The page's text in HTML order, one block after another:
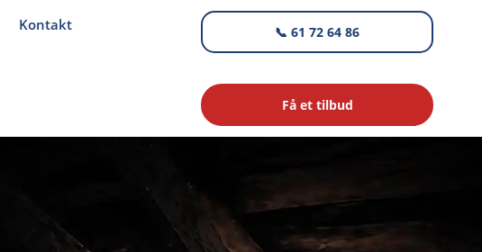
Kontakt 📞 61 72 64 86
Få et tilbud